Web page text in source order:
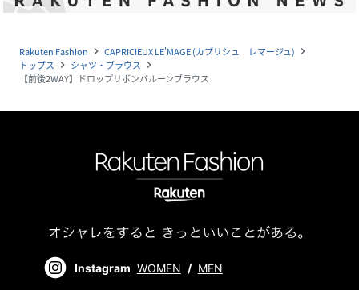
Rakuten Fashion navigate_next CAPRICIEUX LE'MAGE (カプリシュ レマージュ) navigate_next
トップス navigate_next シャツ・ブラウス navigate_next
【前後2WAY】ドロップリボンバルーンブラウス
Instagram WOMEN / MEN